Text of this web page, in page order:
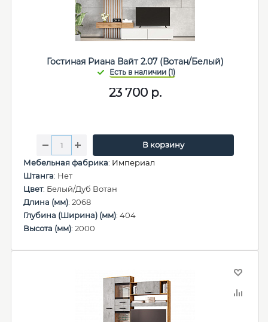
Гостиная Риана Вайт 2.07 (Вотан/Белый)
23 700 р.
В корзину
Мебельная фабрика: Империал
Штанга: Нет
Цвет: Белый/Дуб Вотан
Длина (мм): 2068
Глубина (Ширина) (мм): 404
Высота (мм): 2000